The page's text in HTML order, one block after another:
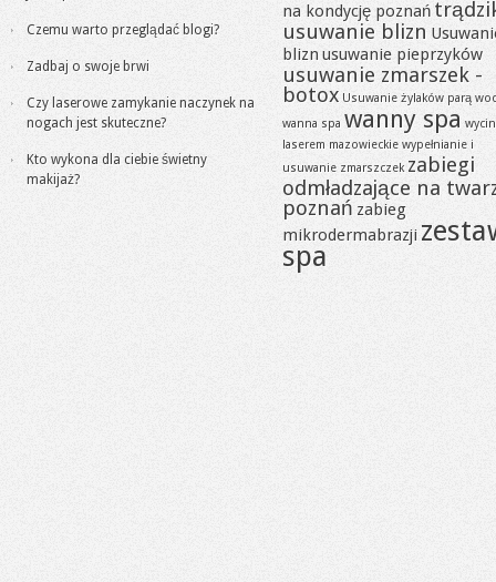
Czemu warto przeglądać blogi?
Zadbaj o swoje brwi
Czy laserowe zamykanie naczynek na
nogach jest skuteczne?
Kto wykona dla ciebie świetny
makijaż?
na kondycję poznań
usuwanie blizn
blizn usuwanie pieprzyków
usuwanie zmarszek -
botox Usuwanie żylaków parą
wanna spa wanny spa
laserem mazowieckie wypełnianie i
usuwanie zmarszczek zabiegi
odmładzające na
poznań zabieg
mikrodermabrazji
spa